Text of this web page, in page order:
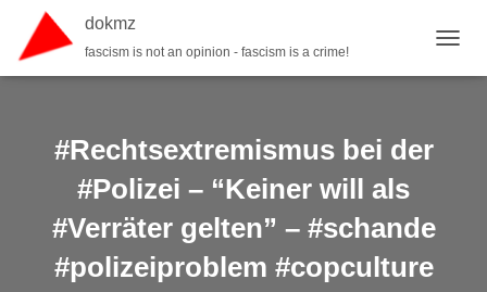
dokmz
fascism is not an opinion - fascism is a crime!
#Rechtsextremismus bei der
#Polizei – “Keiner will als
#Verräter gelten” – #schande
#polizeiproblem #copculture